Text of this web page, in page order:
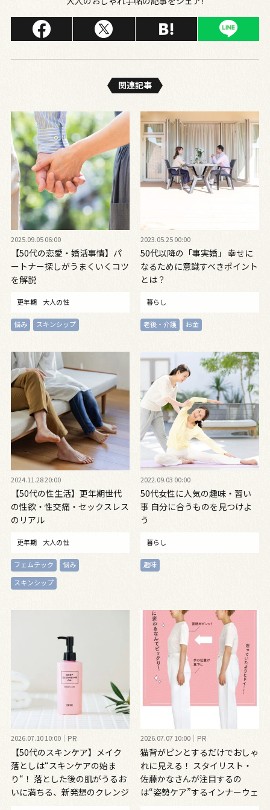
関連記事
2025.09.05 06:00
【50代の恋愛・婚活事情】パ
ートナー探しがうまくいくコツ
を解説
更年期 大人の性
悩み スキンシップ
2023.05.25 00:00
50代以降の「事実婚」 幸せに
なるために意識すべきポイント
とは？
暮らし
老後・介護 お金
2024.11.28 20:00
【50代の性生活】更年期世代
の性欲・性交痛・セックスレス
のリアル
更年期 大人の性
フェムテック
悩み
スキンシップ
2022.09.03 00:00
50代女性に人気の趣味・習い
事 自分に合うものを見つけよ
う
暮らし
趣味
2026.07.10 10:00 PR
【50代のスキンケア】メイク
落としは“スキンケアの始ま
り“！ 落とした後の肌がうるお
いに満ちる、新発想のクレンジ
2026.07.07 10:00 PR
猫背がピンとするだけでおしゃ
れに見える！ スタイリスト・
佐藤かなさんが注目するの
は“姿勢ケア”するインナーウェ